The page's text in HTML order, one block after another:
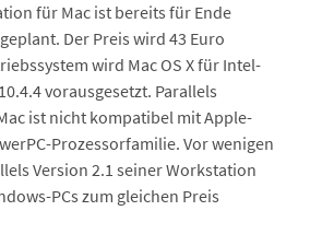
für Mac ist bereits für Ende
Der Preis wird 43 Euro
wird Mac OS X für Intel-
vorausgesetzt. Parallels
ist nicht kompatibel mit Apple-
Prozessorfamilie. Vor wenigen
Version 2.1 seiner Workstation
PCs zum gleichen Preis